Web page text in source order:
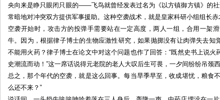
（3）
by:
E
研
隆
央向来是睁只眼闭只眼的——飞鸟就曾经发表过名为《以方镇御方镇》的社
常暗地对冲突双方提供军事援助。这种空袭战术，就是皇家科研小组组长赤
空袭开始时，攻击方的投弹手需要站在一定高度，两人一组，合用一架
牛。因为，根据律子博士的生物应激性研究，如果抛掷没有让肉弹失去知
不能用火药？律子博士在论文中对这个问题也作了回答：“既然史书上说
史潮流而动！”这一席话说得元老院的老人大叹后生可畏，一夕间纷纷吊颈
总之，那个年代的空袭，就是这么回事。每当旱季早至，收成堪忧，粮
么还不来？”